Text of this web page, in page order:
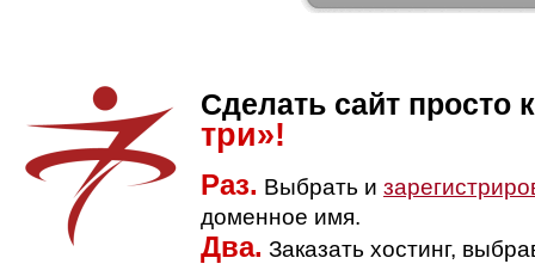
Сделать сайт просто
три»!
Раз. Выбрать и
доменное имя.
Два. Заказать хостинг,